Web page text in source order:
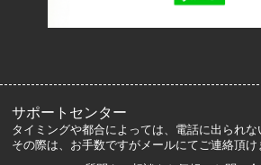
サポートセンター
タイミングや都合によっては、電話に出られな
その際は、お手数ですがメールにてご連絡頂け